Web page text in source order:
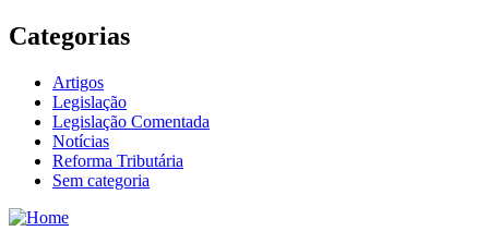
Categorias
Artigos
Legislação
Legislação Comentada
Notícias
Reforma Tributária
Sem categoria